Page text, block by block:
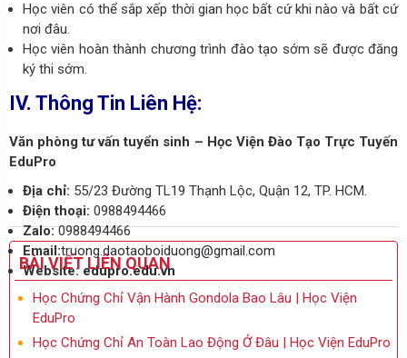
Học viên có thể sắp xếp thời gian học bất cứ khi nào và bất cứ
nơi đâu.
Học viên hoàn thành chương trình đào tạo sớm sẽ được đăng
ký thi sớm.
IV. Thông Tin Liên Hệ:
Văn phòng tư vấn tuyển sinh – Học Viện Đào Tạo Trực Tuyến
EduPro
Địa chỉ: 55/23 Đường TL19 Thạnh Lộc, Quận 12, TP. HCM.
Điện thoại: 0988494466
Zalo:0988494466
Email:truong.daotaoboiduong@gmail.com
Website: edupro.edu.vn
BÀI VIẾT LIÊN QUAN
Học Chứng Chỉ Vận Hành Gondola Bao Lâu | Học Viện
EduPro
Học Chứng Chỉ An Toàn Lao Động Ở Đâu | Học Viện EduPro